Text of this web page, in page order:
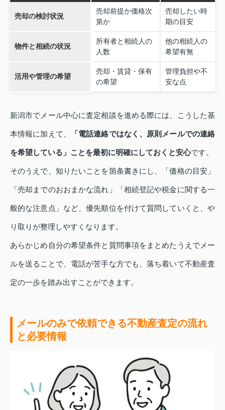
売却の検討状況
売却前提か価格次
第か
売却したい時
期の目安
物件と相続の状況
所有者と相続人の
人数
他の相続人の
希望有無
活用や管理の希望
売却・賃貸・保有
の希望
管理負担や不
安な点
新潟市でメール中心に査定相談を進める際には、こうした基
本情報に加えて、 「電話連絡ではなく、原則メールでの連絡
を希望している」ことを最初に明確にしておくと安心です。
そのうえで、知りたいことを箇条書きにし、「価格の目安」
「売却までのおおまかな流れ」「相続登記や税金に関する一
般的な注意点」など、優先順位を付けて質問していくと、や
り取りが整理しやすくなります。
あらかじめ自分の希望条件と質問事項をまとめたうえでメー
ルを送ることで、電話が苦手な方でも、落ち着いて不動産査
定の一歩を踏み出すことができます。
メールのみで依頼できる不動産査定の流れ
と必要情報